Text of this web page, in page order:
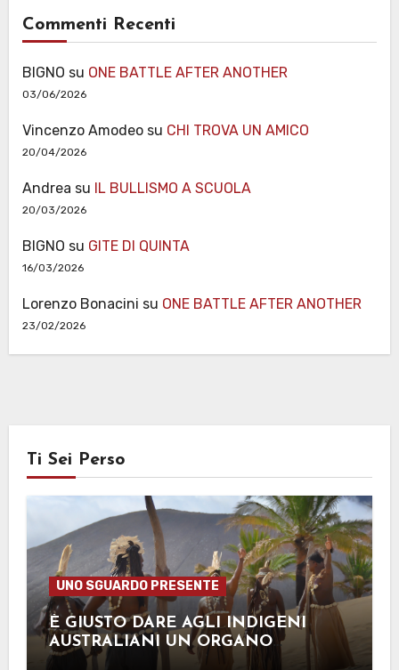
Commenti Recenti
BIGNO su ONE BATTLE AFTER ANOTHER
03/06/2026
Vincenzo Amodeosu CHI TROVA UN AMICO
20/04/2026
Andrea su IL BULLISMO A SCUOLA
20/03/2026
BIGNO su GITE DI QUINTA
16/03/2026
Lorenzo Bonacini su ONE BATTLE AFTER ANOTHER
23/02/2026
Ti Sei Perso
UNO SGUARDO PRESENTE
È GIUSTO DARE AGLI INDIGENI
AUSTRALIANI UN ORGANO
CONSULTIVO